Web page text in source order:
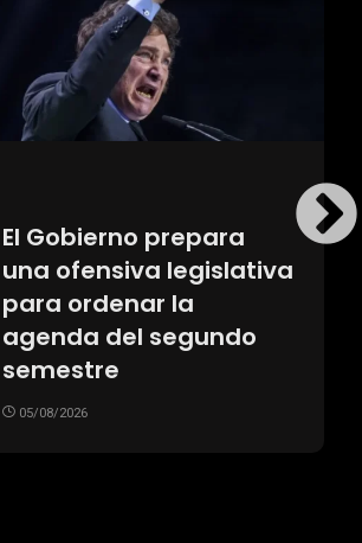
El Gobierno prepara
una ofensiva legislativa
para ordenar la
agenda del segundo
semestre
05/08/2026